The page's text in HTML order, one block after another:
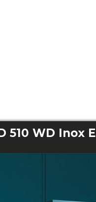
510 WD Inox E